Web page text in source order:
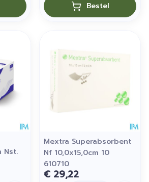
Bestel
Nst.
Mextra Superabsorbent
Nf 10,0x15,0cm 10
610710
€ 29,22